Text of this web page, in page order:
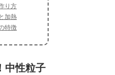
り方
加熱
特徴
中性粒子